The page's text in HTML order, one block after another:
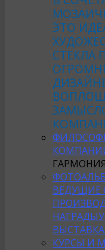
ЭТО
СТЕКЛА
ВЕДУЩИЕ
НАГРАДЫ
КУРСЫ И